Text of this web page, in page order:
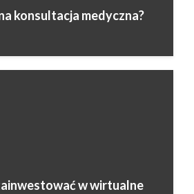
konsultacja medyczna?
w wirtualne